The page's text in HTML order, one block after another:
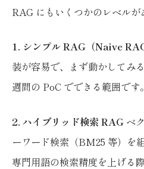
RAG にもいくつかのレベルが
1. シンプル RAG（Naive
装が容易で、まず動かしてみ
週間の PoC でできる範囲です。
2. ハイブリッド検索 RAG ベ
ーワード検索（BM25 等）を
専門用語の検索精度を上げる